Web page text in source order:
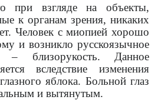
при взгляде на объекты,
к органам зрения, никаких
Человек с миопией хорошо
и возникло русскоязычное
– близорукость. Данное
вследствие изменения
яблока. Больной глаз
и вытянутым.